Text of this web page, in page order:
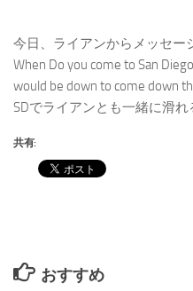
今日、ライアンからメッセー
When Do you come to San
would be down to come down
SDでライアンとも一緒に滑れ
共有:
おすすめ